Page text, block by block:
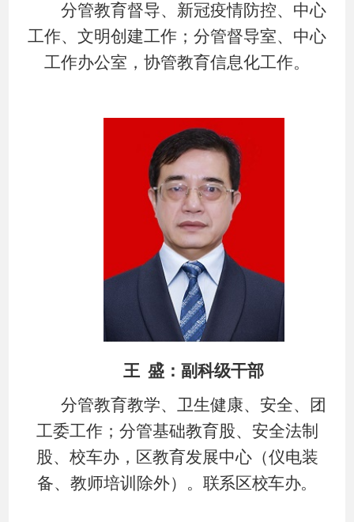
分管教育督导、 新冠疫情防控、中心
工作、文明创建工作 ； 分管督导室、中心
工作办公室 ，协管教育信息化工作。
王 盛：副科级干部
分管教育教学、卫生健康、安全、团
工委工作；分管基础教育股、安全法制
股、校车办，区教育发展中心（仪电装
备、教师培训除外）。 联系区校车办。